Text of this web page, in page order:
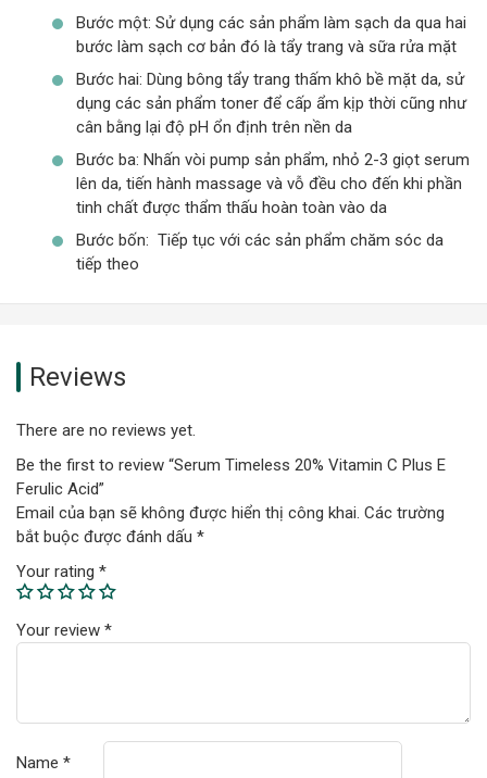
Bước một: Sử dụng các sản phẩm làm sạch da qua hai
bước làm sạch cơ bản đó là tẩy trang và sữa rửa mặt
Bước hai: Dùng bông tẩy trang thấm khô bề mặt da, sử
dụng các sản phẩm toner để cấp ẩm kịp thời cũng như
cân bằng lại độ pH ổn định trên nền da
Bước ba: Nhấn vòi pump sản phẩm, nhỏ 2-3 giọt serum
lên da, tiến hành massage và vỗ đều cho đến khi phần
tinh chất được thẩm thấu hoàn toàn vào da
Bước bốn: Tiếp tục với các sản phẩm chăm sóc da
tiếp theo
Reviews
There are no reviews yet.
Be the first to review “Serum Timeless 20% Vitamin C Plus E
Ferulic Acid”
Email của bạn sẽ không được hiển thị công khai. Các trường
bắt buộc được đánh dấu *
Your rating *
Your review *
Name *